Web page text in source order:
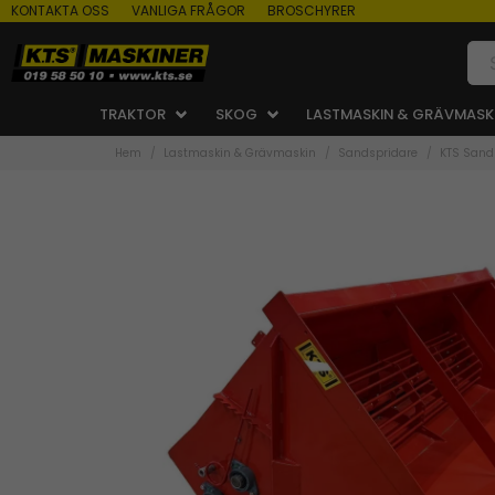
KONTAKTA OSS VANLIGA FRÅGOR BROSCHYRER
TRAKTOR SKOG LASTMASKIN &
Hem Lastmaskin & Grävmaskin Sandspridare KTS